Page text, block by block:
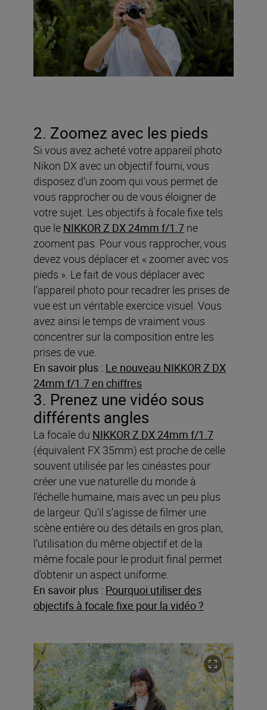
2. Zoomez avec les pieds
Si vous avez acheté votre appareil photo
Nikon DX avec un objectif fourni, vous
disposez d’un zoom qui vous permet de
vous rapprocher ou de vous éloigner de
votre sujet. Les objectifs à focale fixe tels
que le NIKKOR Z DX 24mm f/1.7 ne
zooment pas. Pour vous rapprocher, vous
devez vous déplacer et « zoomer avec vos
pieds ». Le fait de vous déplacer avec
l’appareil photo pour recadrer les prises de
vue est un véritable exercice visuel. Vous
avez ainsi le temps de vraiment vous
concentrer sur la composition entre les
prises de vue.
En savoir plus : Le nouveau NIKKOR Z DX
24mm f/1.7 en chiffres
3. Prenez une vidéo sous
différents angles
La focale du NIKKOR Z DX 24mm f/1.7
(équivalent FX 35mm) est proche de celle
souvent utilisée par les cinéastes pour
créer une vue naturelle du monde à
l’échelle humaine, mais avec un peu plus
de largeur. Qu’il s’agisse de filmer une
scène entière ou des détails en gros plan,
l’utilisation du même objectif et de la
même focale pour le produit final permet
d’obtenir un aspect uniforme.
En savoir plus : Pourquoi utiliser des
objectifs à focale fixe pour la vidéo ?